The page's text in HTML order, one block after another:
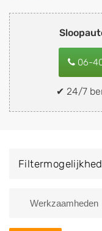
06-
✔ 24/7
van sloopauto's,
(ook zonder apk
vrachtwagen,
verkopen aan een
zelf wegbrengen
ophalen op een
kapotte auto.
regio? U vindt hier